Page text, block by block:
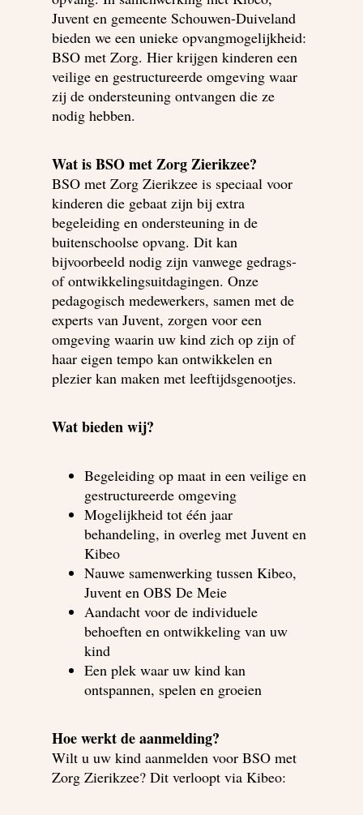
Juvent en gemeente Schouwen-Duiveland
bieden we een unieke opvangmogelijkheid:
BSO met Zorg. Hier krijgen kinderen een
veilige en gestructureerde omgeving waar
zij de ondersteuning ontvangen die ze
nodig hebben.
Wat is BSO met Zorg Zierikzee?
BSO met Zorg Zierikzee is speciaal voor
kinderen die gebaat zijn bij extra
begeleiding en ondersteuning in de
buitenschoolse opvang. Dit kan
bijvoorbeeld nodig zijn vanwege gedrags-
of ontwikkelingsuitdagingen. Onze
pedagogisch medewerkers, samen met de
experts van Juvent, zorgen voor een
omgeving waarin uw kind zich op zijn of
haar eigen tempo kan ontwikkelen en
plezier kan maken met leeftijdsgenootjes.
Wat bieden wij?
Begeleiding op maat in een veilige en
gestructureerde omgeving
Mogelijkheid tot één jaar
behandeling, in overleg met Juvent en
Kibeo
Nauwe samenwerking tussen Kibeo,
Juvent en OBS De Meie
Aandacht voor de individuele
behoeften en ontwikkeling van uw
kind
Een plek waar uw kind kan
ontspannen, spelen en groeien
Hoe werkt de aanmelding?
Wilt u uw kind aanmelden voor BSO met
Zorg Zierikzee? Dit verloopt via Kibeo: